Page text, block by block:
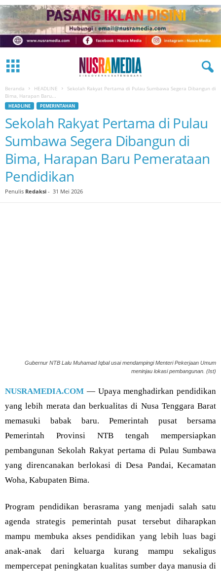
Beranda HEADLINE
Sekolah Rakyat Pertama di Pulau Sumbawa Segera Dibangun di
Bima, Harapan Baru...
HEADLINE PEMERINTAHAN
Sekolah Rakyat Pertama di Pulau
Sumbawa Segera Dibangun di
Bima, Harapan Baru Pemerataan
Pendidikan
Penulis Redaksi - 31 Mei 2026
Gubernur NTB Lalu Muhamad Iqbal usai mendampingi Menteri Pekerjaan Umum
meninjau lokasi pembangunan. (Ist)
NUSRAMEDIA.COM — Upaya menghadirkan pendidikan
yang lebih merata dan berkualitas di Nusa Tenggara Barat
memasuki babak baru. Pemerintah pusat bersama
Pemerintah Provinsi NTB tengah mempersiapkan
pembangunan Sekolah Rakyat pertama di Pulau Sumbawa
yang direncanakan berlokasi di Desa Pandai, Kecamatan
Woha, Kabupaten Bima.
Program pendidikan berasrama yang menjadi salah satu
agenda strategis pemerintah pusat tersebut diharapkan
mampu membuka akses pendidikan yang lebih luas bagi
anak-anak dari keluarga kurang mampu sekaligus
mempercepat peningkatan kualitas sumber daya manusia di